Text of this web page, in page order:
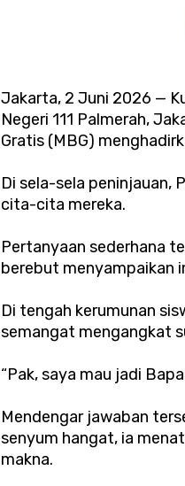
Jakarta, 2 Juni 2026 —
Negeri 111 Palmerah,
Gratis (MBG)
Di sela-sela peninjauan,
cita-cita mereka.
Pertanyaan sederhana
berebut menyampaikan
Di tengah kerumunan
semangat mengangkat
“Pak, saya mau jadi
Mendengar jawaban
senyum hangat, ia
makna.